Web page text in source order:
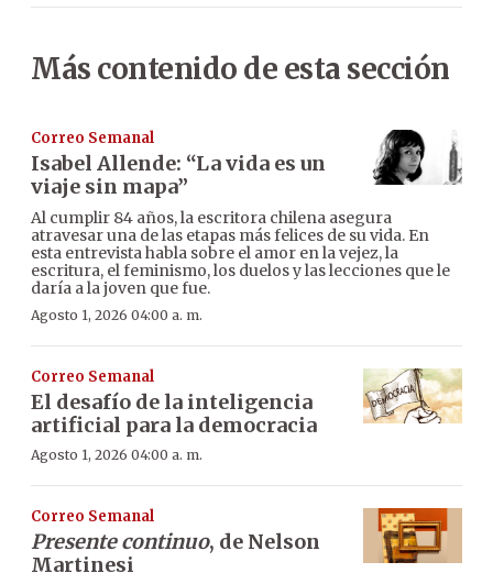
Más contenido de esta sección
Correo Semanal
Isabel Allende: “La vida es un
viaje sin mapa”
Al cumplir 84 años, la escritora chilena asegura
atravesar una de las etapas más felices de su vida. En
esta entrevista habla sobre el amor en la vejez, la
escritura, el feminismo, los duelos y las lecciones que le
daría a la joven que fue.
Agosto 1, 2026 04:00 a. m.
Correo Semanal
El desafío de la inteligencia
artificial para la democracia
Agosto 1, 2026 04:00 a. m.
Correo Semanal
Presente continuo, de Nelson
Martinesi